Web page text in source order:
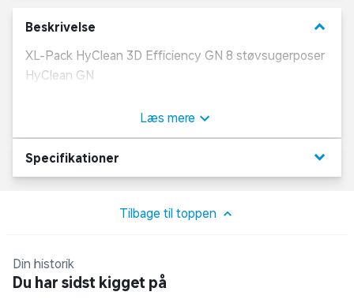
Beskrivelse keyboard_arrow_down
XL-Pack HyClean 3D Efficiency GN 8 støvsugerposer
HyClean GN
Filtrerer mere end 99,9 % af alle fine
støvpartikler
Højeste effektivitet ved støvsugningen med
Ren udskiftning af posen med den automatiske
Læs mere
Specifikationer keyboard_arrow_down
Tilbage til toppen
Din historik
Du har sidst kigget på